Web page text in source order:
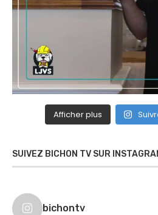
Afficher plus
SUIVEZ BICHON TV SUR
bichontv